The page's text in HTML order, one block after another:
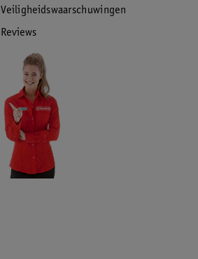
Veiligheidswaarschuwingen
Reviews